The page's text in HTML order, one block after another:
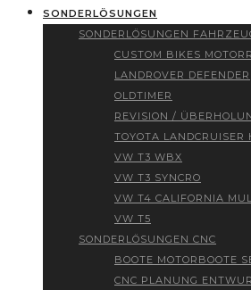
SONDERLÖSUNGEN
SONDERLÖSUNGEN
CUSTOM BIKES
LANDROVER DEFENDER
OLDTIMER
REVISION /
TOYOTA LANDCRUISER
VW T3 WBX
VW T3 SYNCRO
VW T4 CALIFORNIA
VW T5
SONDERLÖSUNGEN CNC
BOOTE MOTORBOOTE
CNC PLANUNG